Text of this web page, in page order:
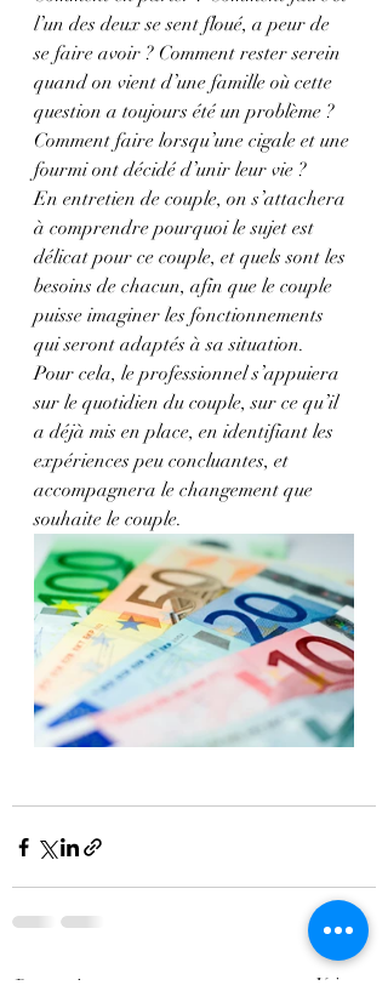
l’un des deux se sent floué, a peur de
se faire avoir ? Comment rester serein
quand on vient d’une famille où cette
question a toujours été un problème ?
Comment faire lorsqu’une cigale et une
fourmi ont décidé d’unir leur vie ?
En entretien de couple, on s’attachera
à comprendre pourquoi le sujet est
délicat pour ce couple, et quels sont les
besoins de chacun, afin que le couple
puisse imaginer les fonctionnements
qui seront adaptés à sa situation.
Pour cela, le professionnel s’appuiera
sur le quotidien du couple, sur ce qu’il
a déjà mis en place, en identifiant les
expériences peu concluantes, et
accompagnera le changement que
souhaite le couple.
Voir tout